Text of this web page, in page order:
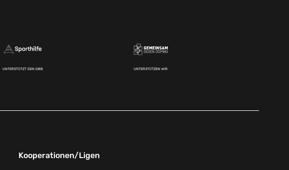
UNTERSTÜTZT DEN DBB UNTERSTÜTZEN WIR
Kooperationen/Ligen